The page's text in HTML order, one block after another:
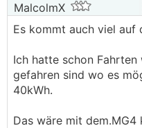
MalcolmX
Es kommt auch viel auf
Ich hatte schon
gefahren sind wo es
40kWh.
Das wäre mit